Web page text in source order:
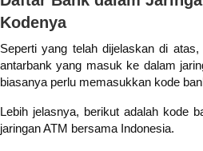
Kodenya
Seperti yang telah dijelaskan di
antarbank yang masuk ke dalam
biasanya perlu memasukkan kode
Lebih jelasnya, berikut adalah kode
jaringan ATM bersama Indonesia.